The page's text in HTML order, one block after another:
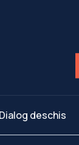
Dialog deschis